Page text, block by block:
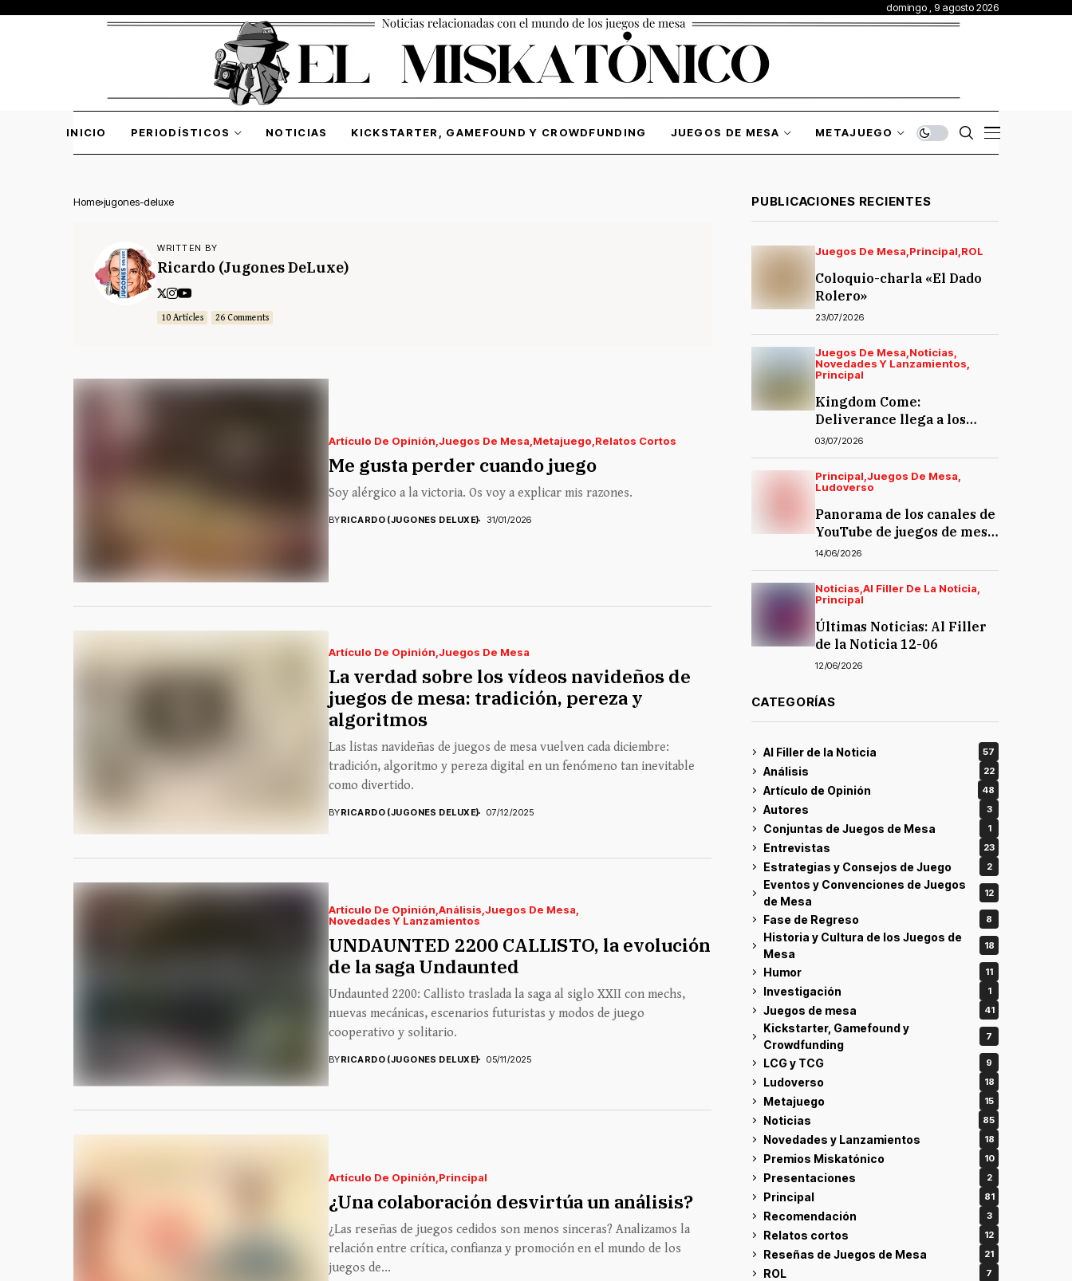
domingo , 9 agosto 2026
INICIO PERIODÍSTICOS NOTICIAS KICKSTARTER, GAMEFOUND Y CROWDFUNDING JUEGOS DE MESA METAJUEGO
Home jugones-deluxe
WRITTEN BY
Ricardo (Jugones DeLuxe)
10 Articles 26 Comments
Artículo De Opinión Juegos De Mesa Metajuego Relatos Cortos
Me gusta perder cuando juego
Soy alérgico a la victoria. Os voy a explicar mis razones.
BYRICARDO (JUGONES DELUXE) 31/01/2026
Artículo De Opinión Juegos De Mesa
La verdad sobre los vídeos navideños de
juegos de mesa: tradición, pereza y
algoritmos
Las listas navideñas de juegos de mesa vuelven cada diciembre:
tradición, algoritmo y pereza digital en un fenómeno tan inevitable
como divertido.
BYRICARDO (JUGONES DELUXE) 07/12/2025
Artículo De Opinión Análisis Juegos De Mesa
Novedades Y Lanzamientos
UNDAUNTED 2200 CALLISTO, la evolución
de la saga Undaunted
Undaunted 2200: Callisto traslada la saga al siglo XXII con mechs,
nuevas mecánicas, escenarios futuristas y modos de juego
cooperativo y solitario.
BYRICARDO (JUGONES DELUXE) 05/11/2025
Artículo De Opinión Principal
¿Una colaboración desvirtúa un análisis?
¿Las reseñas de juegos cedidos son menos sinceras? Analizamos la
relación entre crítica, confianza y promoción en el mundo de los
juegos de...
PUBLICACIONES RECIENTES
Juegos De Mesa Principal ROL
Coloquio-charla «El Dado
Rolero»
23/07/2026
Juegos De Mesa Noticias
Novedades Y Lanzamientos
Principal
Kingdom Come:
Deliverance llega a los
juegos de mesa… y la
polémica también
03/07/2026
Principal Juegos De Mesa
Ludoverso
Panorama de los canales de
YouTube de juegos de mesa
en español
14/06/2026
Noticias Al Filler De La Noticia
Principal
Últimas Noticias: Al Filler
de la Noticia 12-06
12/06/2026
CATEGORÍAS
Al Filler de la Noticia 57
Análisis 22
Artículo de Opinión 48
Autores 3
Conjuntas de Juegos de Mesa 1
Entrevistas 23
Estrategias y Consejos de Juego 2
Eventos y Convenciones de Juegos
de Mesa
12
Fase de Regreso 8
Historia y Cultura de los Juegos de
Mesa
18
Humor 11
Investigación 1
Juegos de mesa 41
Kickstarter, Gamefound y
Crowdfunding
7
LCG y TCG 9
Ludoverso 18
Metajuego 15
Noticias 85
Novedades y Lanzamientos 18
Premios Miskatónico 10
Presentaciones 2
Principal 81
Recomendación 3
Relatos cortos 12
Reseñas de Juegos de Mesa 21
ROL 7